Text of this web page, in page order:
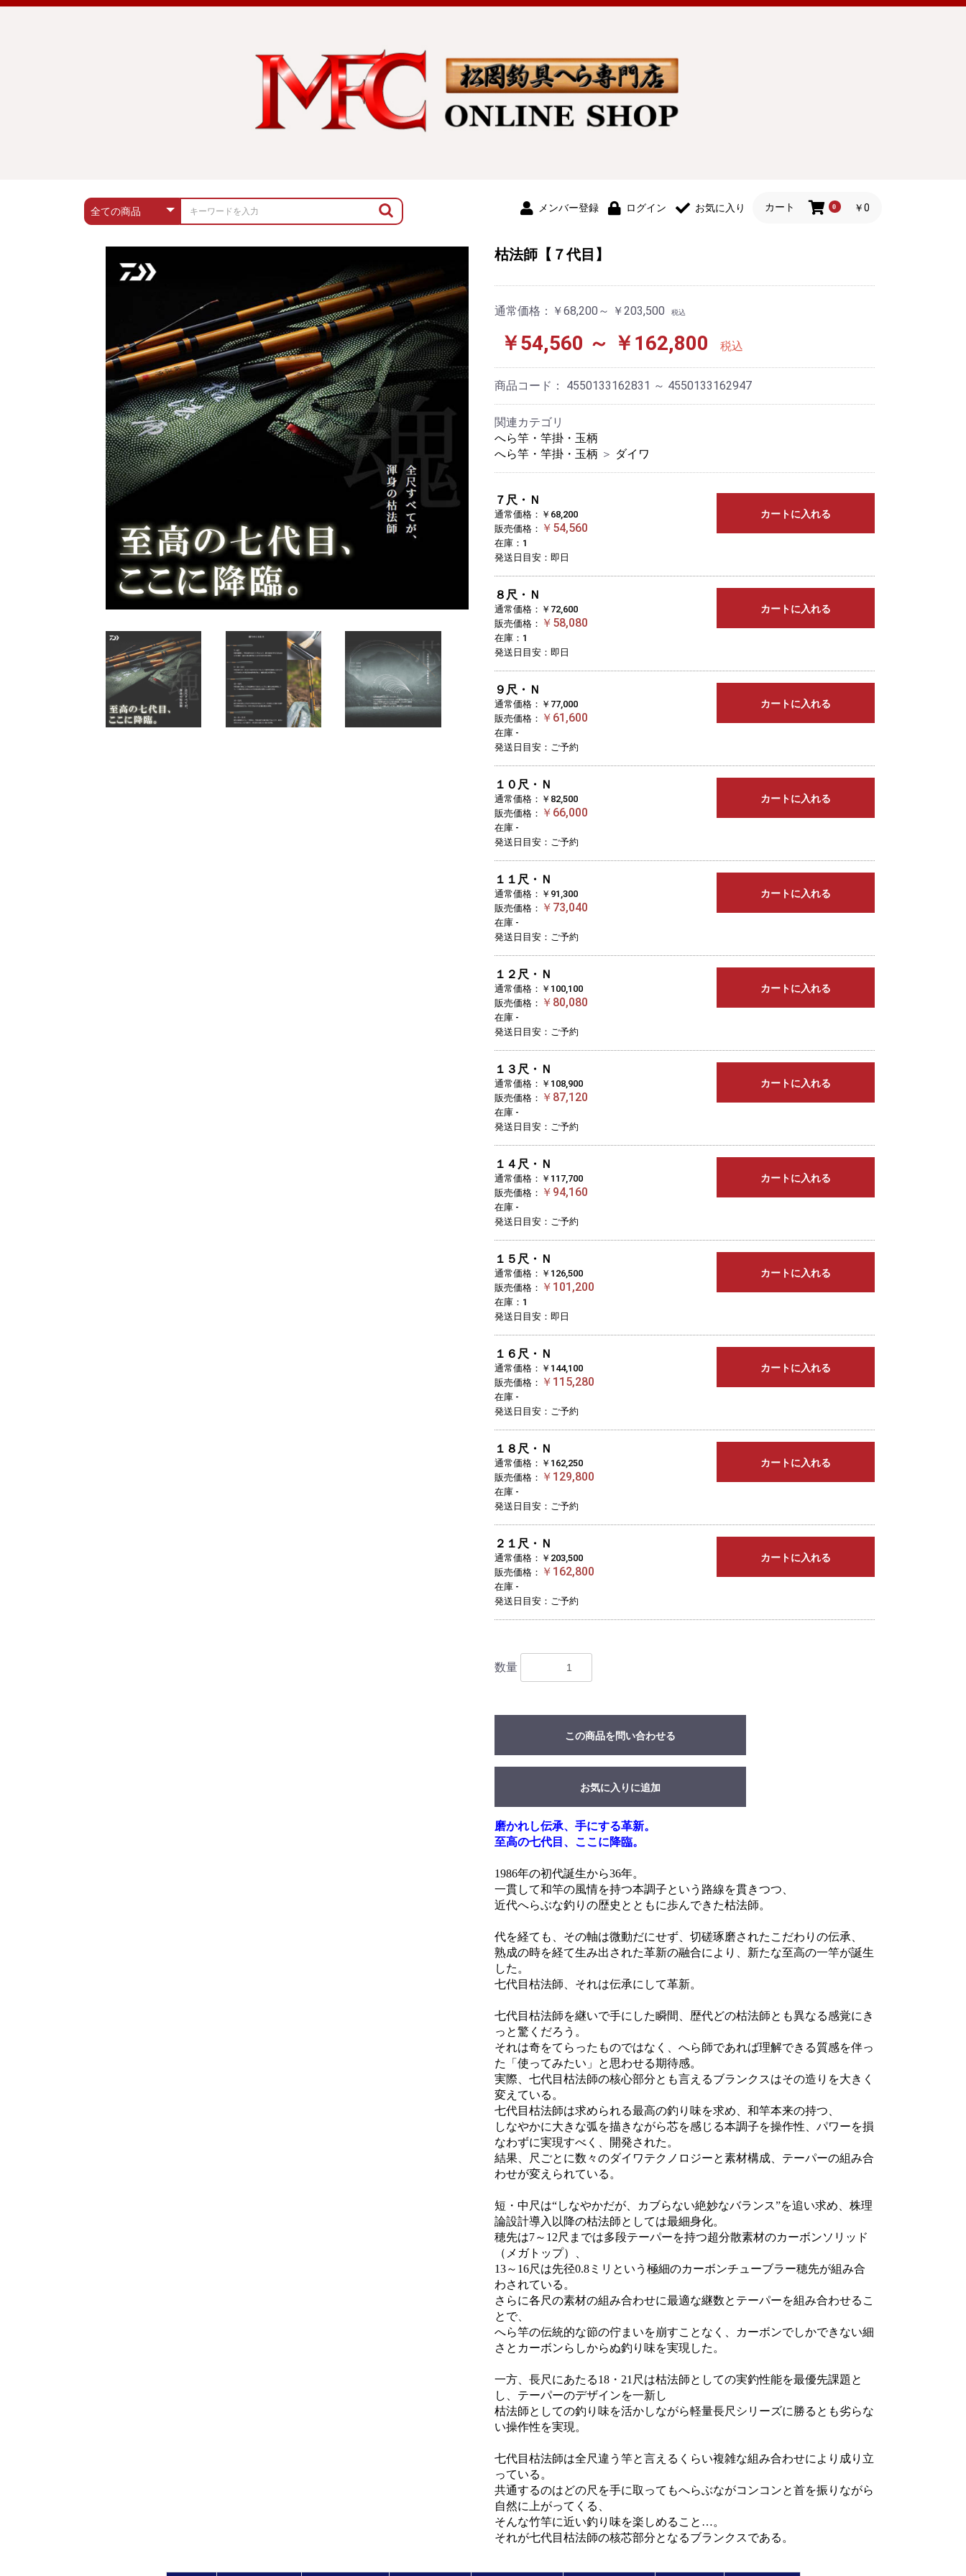
メンバー登録 ログイン お気に入り カート 0 ￥0
枯法師【７代目】
通常価格： ￥68,200～ ￥203,500 税込
￥54,560 ～ ￥162,800 税込
商品コード： 4550133162831 ～ 4550133162947
関連カテゴリ
へら竿・竿掛・玉柄
へら竿・竿掛・玉柄 ＞ ダイワ
７尺・Ｎ
通常価格：￥68,200
販売価格： ￥54,560
在庫：1
発送日目安：即日
カートに入れる
８尺・Ｎ
通常価格：￥72,600
販売価格： ￥58,080
在庫：1
発送日目安：即日
カートに入れる
９尺・Ｎ
通常価格：￥77,000
販売価格： ￥61,600
在庫 -
発送日目安：ご予約
カートに入れる
１０尺・Ｎ
通常価格：￥82,500
販売価格： ￥66,000
在庫 -
発送日目安：ご予約
カートに入れる
１１尺・Ｎ
通常価格：￥91,300
販売価格： ￥73,040
在庫 -
発送日目安：ご予約
カートに入れる
１２尺・Ｎ
通常価格：￥100,100
販売価格： ￥80,080
在庫 -
発送日目安：ご予約
カートに入れる
１３尺・Ｎ
通常価格：￥108,900
販売価格： ￥87,120
在庫 -
発送日目安：ご予約
カートに入れる
１４尺・Ｎ
通常価格：￥117,700
販売価格： ￥94,160
在庫 -
発送日目安：ご予約
カートに入れる
１５尺・Ｎ
通常価格：￥126,500
販売価格： ￥101,200
在庫：1
発送日目安：即日
カートに入れる
１６尺・Ｎ
通常価格：￥144,100
販売価格： ￥115,280
在庫 -
発送日目安：ご予約
カートに入れる
１８尺・Ｎ
通常価格：￥162,250
販売価格： ￥129,800
在庫 -
発送日目安：ご予約
カートに入れる
２１尺・Ｎ
通常価格：￥203,500
販売価格： ￥162,800
在庫 -
発送日目安：ご予約
カートに入れる
数量
この商品を問い合わせる
お気に入りに追加
磨かれし伝承、手にする革新。
至高の七代目、ここに降臨。
1986年の初代誕生から36年。
一貫して和竿の風情を持つ本調子という路線を貫きつつ、
近代へらぶな釣りの歴史とともに歩んできた枯法師。
代を経ても、その軸は微動だにせず、切磋琢磨されたこだわりの伝承、
熟成の時を経て生み出された革新の融合により、新たな至高の一竿が誕生
した。
七代目枯法師、それは伝承にして革新。
七代目枯法師を継いで手にした瞬間、歴代どの枯法師とも異なる感覚にき
っと驚くだろう。
それは奇をてらったものではなく、へら師であれば理解できる質感を伴っ
た「使ってみたい」と思わせる期待感。
実際、七代目枯法師の核心部分とも言えるブランクスはその造りを大きく
変えている。
七代目枯法師は求められる最高の釣り味を求め、和竿本来の持つ、
しなやかに大きな弧を描きながら芯を感じる本調子を操作性、パワーを損
なわずに実現すべく、開発された。
結果、尺ごとに数々のダイワテクノロジーと素材構成、テーパーの組み合
わせが変えられている。
短・中尺は“しなやかだが、カブらない絶妙なバランス”を追い求め、株理
論設計導入以降の枯法師としては最細身化。
穂先は7～12尺までは多段テーパーを持つ超分散素材のカーボンソリッド
（メガトップ）、
13～16尺は先径0.8ミリという極細のカーボンチューブラー穂先が組み合
わされている。
さらに各尺の素材の組み合わせに最適な継数とテーパーを組み合わせるこ
とで、
へら竿の伝統的な節の佇まいを崩すことなく、カーボンでしかできない細
さとカーボンらしからぬ釣り味を実現した。
一方、長尺にあたる18・21尺は枯法師としての実釣性能を最優先課題と
し、テーパーのデザインを一新し
枯法師としての釣り味を活かしながら軽量長尺シリーズに勝るとも劣らな
い操作性を実現。
七代目枯法師は全尺違う竿と言えるくらい複雑な組み合わせにより成り立
っている。
共通するのはどの尺を手に取ってもへらぶながコンコンと首を振りながら
自然に上がってくる、
そんな竹竿に近い釣り味を楽しめること…。
それが七代目枯法師の核芯部分となるブランクスである。